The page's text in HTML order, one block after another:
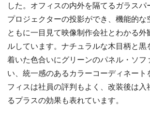
した。オフィスの内外を隔てるガラスパ
プロジェクターの投影ができ、機能的な
ともに一目見て映像制作会社とわかる外
ルしています。ナチュラルな木目柄と黒
着いた色合いにグリーンのパネル・ソフ
い、統一感のあるカラーコーディネート
フィスは社員の評判もよく、改装後は入
るプラスの効果も表れています。